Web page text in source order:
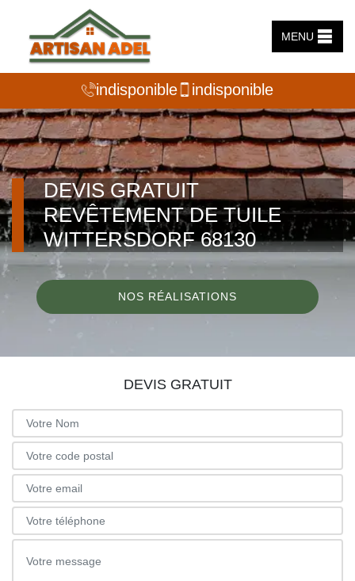
MENU
indisponible indisponible
DEVIS GRATUIT
REVÊTEMENT DE TUILE
WITTERSDORF 68130
NOS RÉALISATIONS
DEVIS GRATUIT